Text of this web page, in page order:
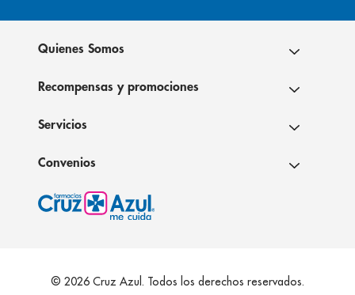
Quienes Somos
Recompensas y promociones
Servicios
Convenios
© 2026 Cruz Azul. Todos los derechos reservados.